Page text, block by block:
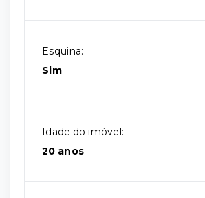
Esquina:
Sim
Idade do imóvel:
20 anos